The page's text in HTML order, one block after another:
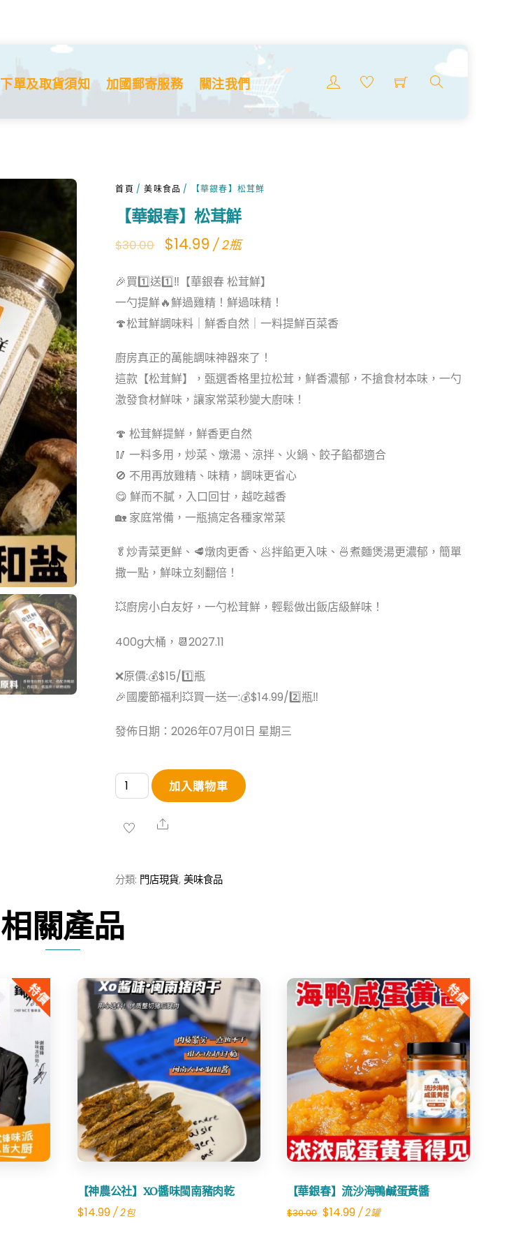
Menu
索
下單及取貨須知 加國郵寄服務 關注我們
首頁 /美味食品 / 【華銀春】松茸鮮
【華銀春】松茸鮮
$30.00
Original
was:
$30.00.
$14.99Current
is:
$14.99.
/ 2瓶
🎉買1️⃣送1️⃣‼️【華銀春 松茸鮮】
一勺提鮮🔥鮮過雞精！鮮過味精！
🍄松茸鮮調味料｜鮮香自然｜一料提鮮百菜香
廚房真正的萬能調味神器來了！
這款【松茸鮮】，甄選香格里拉松茸，鮮香濃郁，不搶食材本味，一勺
激發食材鮮味，讓家常菜秒變大廚味！
🍄 松茸鮮提鮮，鮮香更自然
🥢 一料多用，炒菜、燉湯、涼拌、火鍋、餃子餡都適合
🚫 不用再放雞精、味精，調味更省心
😋 鮮而不膩，入口回甘，越吃越香
🏡 家庭常備，一瓶搞定各種家常菜
🥬炒青菜更鮮、🥩燉肉更香、🥟拌餡更入味、🍜煮麵煲湯更濃郁，簡單
撒一點，鮮味立刻翻倍！
💥廚房小白友好，一勺松茸鮮，輕鬆做出飯店級鮮味！
400g大桶，📆2027.11
❌原價:💰$15/1️⃣瓶
🎉國慶節福利💥買一送一:💰$14.99/2️⃣瓶‼️
發佈日期：2026年07月01日 星期三
【華
銀
春】
鮮
數
量
加入購物車
Share
分類: 門店現貨,美味食品
相關產品
特價
【神農公社】XO醬味閩南豬肉乾
$14.99/ 2包
Share
特價
【華銀春】流沙海鴨鹹蛋黃醬
$30.00 Original
$14.99Current
/ 2罐
Share